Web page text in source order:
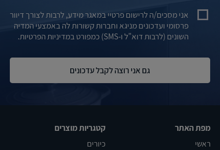
אני מסכים/ה לרישום פרטיי במאגר מידע, לרבות לצורך דיוור
פרסומי ועדכונים מניגא וחברות קשורות לה באמצעי המדיה
השונים (לרבות דוא"ל ו-SMS) כמפורט במדיניות הפרטיות.
מפת האתר
ראשי
קטגריות מוצרים
כיורים